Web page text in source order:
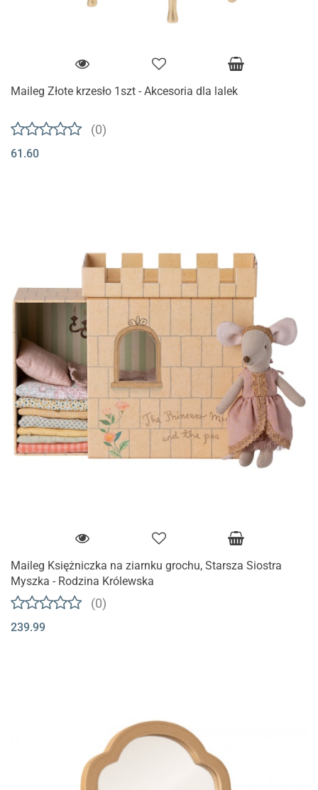
Maileg Złote krzesło 1szt - Akcesoria dla lalek
(0)
61.60
Maileg Księżniczka na ziarnku grochu, Starsza Siostra
Myszka - Rodzina Królewska
(0)
239.99